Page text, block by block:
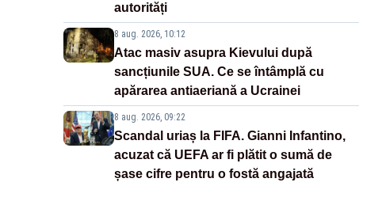
autorități
8 aug. 2026, 10:12
Atac masiv asupra Kievului după
sancțiunile SUA. Ce se întâmplă cu
apărarea antiaeriană a Ucrainei
8 aug. 2026, 09:22
Scandal uriaș la FIFA. Gianni Infantino,
acuzat că UEFA ar fi plătit o sumă de
șase cifre pentru o fostă angajată